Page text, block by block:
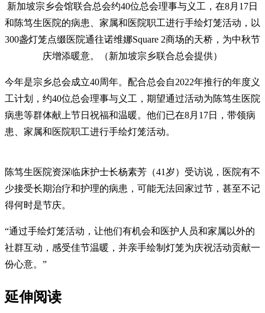
新加坡宗乡会馆联合总会约40位总会理事与义工，在8月17日
和陈笃生医院的病患、家属和医院职工进行手绘灯笼活动，以
300盏灯笼点缀医院通往诺维娜Square 2商场的天桥，为中秋节
庆增添暖意。（新加坡宗乡联合总会提供）
今年是宗乡总会成立40周年。配合总会自2022年推行的年度义
工计划，约40位总会理事与义工，期望通过活动为陈笃生医院
病患等群体献上节日祝福和温暖。他们已在8月17日，带领病
患、家属和医院职工进行手绘灯笼活动。
陈笃生医院资深临床护士长杨素芳（41岁）受访说，医院有不
少接受长期治疗和护理的病患，可能无法回家过节，甚至不记
得何时是节庆。
“通过手绘灯笼活动，让他们有机会和医护人员和家属以外的
社群互动，感受佳节温暖，并亲手绘制灯笼为庆祝活动贡献一
份心意。”
延伸阅读